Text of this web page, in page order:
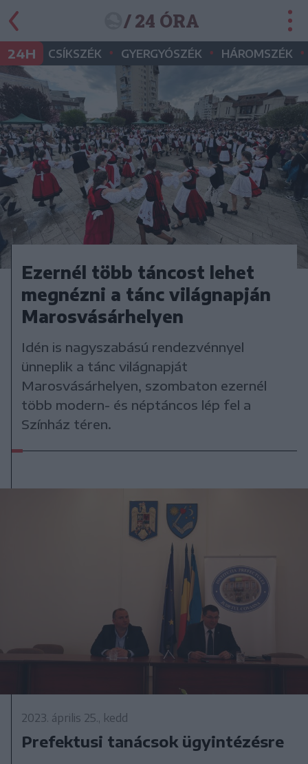
/ 24 ÓRA
24H CSÍKSZÉK • GYERGYÓSZÉK • HÁROMSZÉK •
Ezernél több táncost lehet
megnézni a tánc világnapján
Marosvásárhelyen
Idén is nagyszabású rendezvénnyel
ünneplik a tánc világnapját
Marosvásárhelyen, szombaton ezernél
több modern- és néptáncos lép fel a
Színház téren.
2023. április 25., kedd
Prefektusi tanácsok ügyintézésre